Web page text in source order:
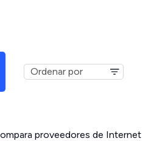
proveedores de Internet